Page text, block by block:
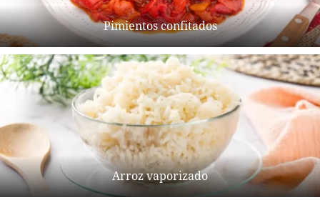
Pimientos confitados
Arroz vaporizado